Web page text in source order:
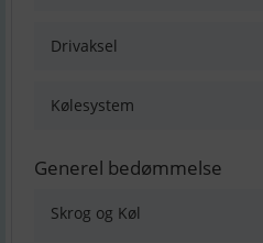
Drivaksel
Kølesystem
Generel bedømmelse
Skrog og Køl